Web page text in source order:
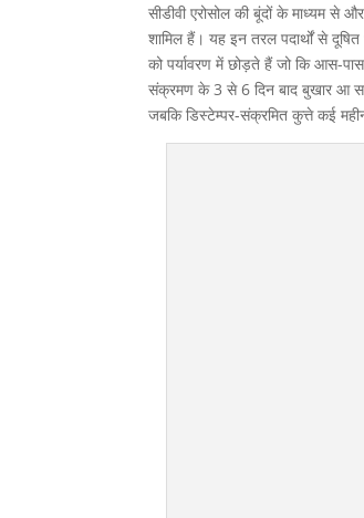
सीडीवी एरोसोल की बूंदों के माध्यम
शामिल हैं। यह इन तरल पदार्थों से
को पर्यावरण में छोड़ते हैं जो कि आस-
संक्रमण के 3 से 6 दिन बाद बुखार आ
जबकि डिस्टेम्पर-संक्रमित कुत्ते कई